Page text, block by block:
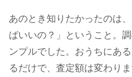
あのとき知りたかったのは
ばいいの？」ということ。
ンプルでした。おうちにあ
るだけで、査定額は変わりま